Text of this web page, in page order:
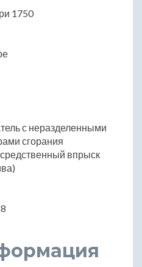
1750
с неразделенными
сгорания
впрыск